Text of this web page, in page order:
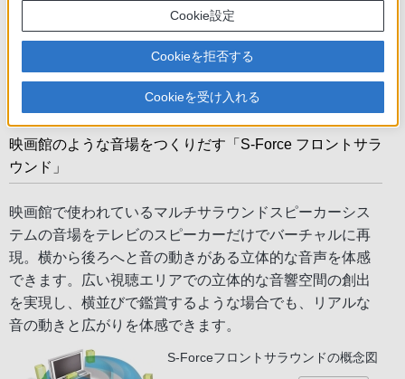
高音質機能
映画館のような音場をつくりだす「S-Force フロントサラ
ウンド」
映画館で使われているマルチサラウンドスピーカーシス
テムの音場をテレビのスピーカーだけでバーチャルに再
現。横から後ろへと音の動きがある立体的な音声を体感
できます。広い視聴エリアでの立体的な音響空間の創出
を実現し、横並びで鑑賞するような場合でも、リアルな
音の動きと広がりを体感できます。
S-Forceフロントサラウンドの概念図
Cookie設定
Cookieを拒否する
Cookieを受け入れる